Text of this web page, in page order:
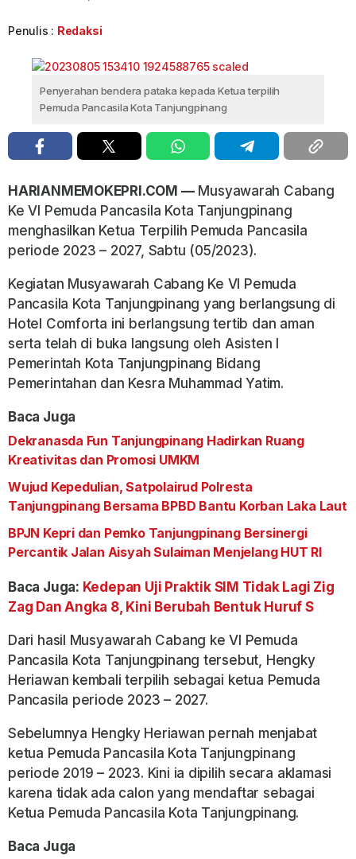
Penulis : Redaksi
Penyerahan bendera pataka kepada Ketua terpilih
Pemuda Pancasila Kota Tanjungpinang
HARIANMEMOKEPRI.COM —Musyawarah Cabang
Ke VI Pemuda Pancasila Kota Tanjungpinang
menghasilkan Ketua Terpilih Pemuda Pancasila
periode 2023 – 2027, Sabtu (05/2023).
Kegiatan Musyawarah Cabang Ke VI Pemuda
Pancasila Kota Tanjungpinang yang berlangsung di
Hotel Comforta ini berlangsung tertib dan aman
serta telah di buka langsung oleh Asisten I
Pemerintah Kota Tanjungpinang Bidang
Pemerintahan dan Kesra Muhammad Yatim.
Baca Juga
Dekranasda Fun Tanjungpinang Hadirkan Ruang
Kreativitas dan Promosi UMKM
Wujud Kepedulian, Satpolairud Polresta
Tanjungpinang Bersama BPBD Bantu Korban Laka Laut
BPJN Kepri dan Pemko Tanjungpinang Bersinergi
Percantik Jalan Aisyah Sulaiman Menjelang HUT RI
Baca Juga: Kedepan Uji Praktik SIM Tidak Lagi Zig
Zag Dan Angka 8, Kini Berubah Bentuk Huruf S
Dari hasil Musyawarah Cabang ke VI Pemuda
Pancasila Kota Tanjungpinang tersebut, Hengky
Heriawan kembali terpilih sebagai ketua Pemuda
Pancasila periode 2023 – 2027.
Sebelumnya Hengky Heriawan pernah menjabat
ketua Pemuda Pancasila Kota Tanjungpinang
periode 2019 – 2023. Kini ia dipilih secara aklamasi
karena tidak ada calon yang mendaftar sebagai
Ketua Pemuda Pancasila Kota Tanjungpinang.
Baca Juga